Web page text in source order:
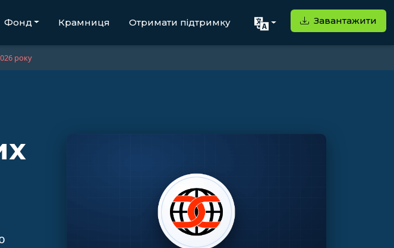
Фонд Крамниця Отримати підтримку Завантажити
року